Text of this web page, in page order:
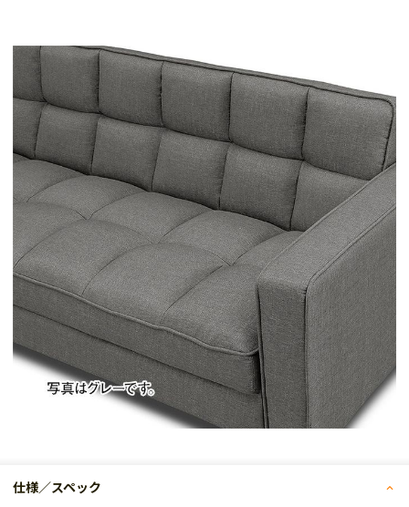
仕様／スペック